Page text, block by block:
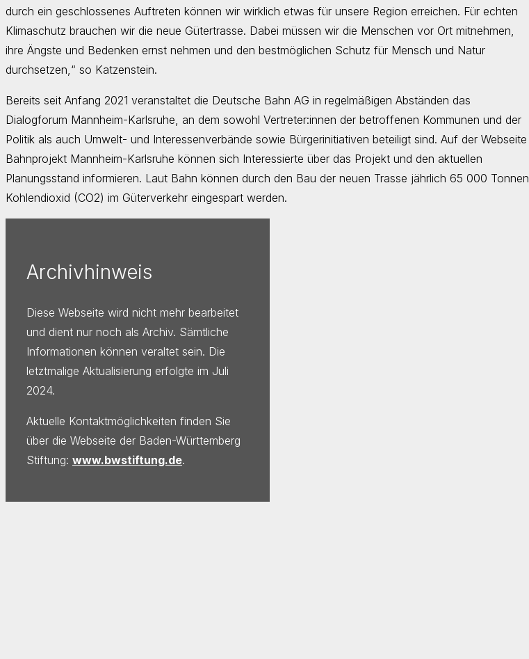
durch ein geschlossenes Auftreten können wir wirklich etwas für unsere Region erreichen. Für echten
Klimaschutz brauchen wir die neue Gütertrasse. Dabei müssen wir die Menschen vor Ort mitnehmen,
ihre Ängste und Bedenken ernst nehmen und den bestmöglichen Schutz für Mensch und Natur
durchsetzen,“ so Katzenstein.
Bereits seit Anfang 2021 veranstaltet die Deutsche Bahn AG in regelmäßigen Abständen das
Dialogforum Mannheim-Karlsruhe, an dem sowohl Vertreter:innen der betroffenen Kommunen und der
Politik als auch Umwelt- und Interessenverbände sowie Bürgerinitiativen beteiligt sind. Auf der Webseite
Bahnprojekt Mannheim-Karlsruhe können sich Interessierte über das Projekt und den aktuellen
Planungsstand informieren. Laut Bahn können durch den Bau der neuen Trasse jährlich 65 000 Tonnen
Kohlendioxid (CO2) im Güterverkehr eingespart werden.
Archivhinweis
Diese Webseite wird nicht mehr bearbeitet
und dient nur noch als Archiv. Sämtliche
Informationen können veraltet sein. Die
letztmalige Aktualisierung erfolgte im Juli
2024.
Aktuelle Kontaktmöglichkeiten finden Sie
über die Webseite der Baden-Württemberg
Stiftung: www.bwstiftung.de.